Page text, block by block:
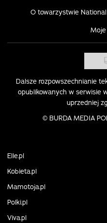
O towarzystwie
Dalsze rozpowszechnianie
opublikowanych w serwisie
uprzedniej
© BURDA MEDIA
Elle.pl
Kobieta.pl
Mamotoja.pl
Polki.pl
Viva.pl